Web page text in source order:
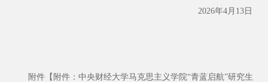
2026年4月13日
附件【 附件：中央财经大学马克思主义学院“青蓝启航”研究生